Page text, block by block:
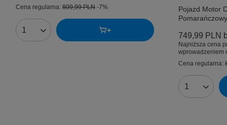
Cena regularna: 809,99 PLN -7%
Ilość produktów
Pojazd Motor
749,99 PLN
Najniższa cena
wprowadzeniem
Cena regularna:
Ilość